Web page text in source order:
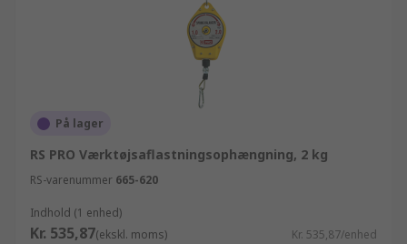
På lager
RS PRO Værktøjsaflastningsophængning, 2 kg
RS-varenummer 665-620
Indhold (1 enhed)
Kr. 535,87(ekskl. moms) Kr. 535,87/enhed